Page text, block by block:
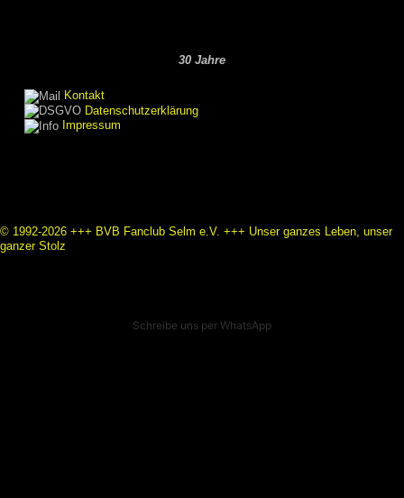
30 Jahre
Kontakt
Datenschutzerklärung
Impressum
© 1992-2026 +++ BVB Fanclub Selm e.V. +++ Unser ganzes Leben, unser
ganzer Stolz
Schreibe uns per WhatsApp